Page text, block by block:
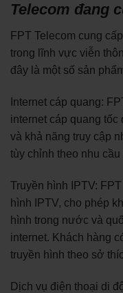
Telecom đang
FPT Telecom cung
trong lĩnh vực viễn
đây là một số sản
Internet cáp quang:
internet cáp quang
và khả năng truy cập
tùy chỉnh theo nhu
Truyền hình IPTV:
hình IPTV, cho phép
hình trong nước và
internet. Khách hàng
truyền hình theo sở
Dịch vụ điện thoại di